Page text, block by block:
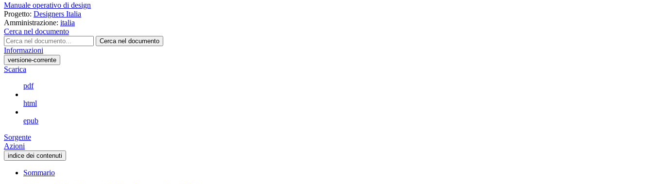
Manuale operativo di design
Progetto: Designers Italia
Amministrazione: italia
Cerca nel documento
Cerca nel documento
Informazioni
versione-corrente
Scarica
pdf
html
epub
Sorgente
Azioni
indice dei contenuti
Sommario